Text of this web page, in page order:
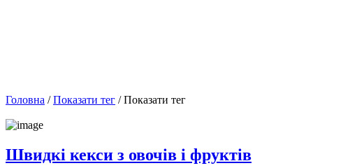
Головна /Показати тег / Показати тег
Швидкі кекси з овочів і фруктів